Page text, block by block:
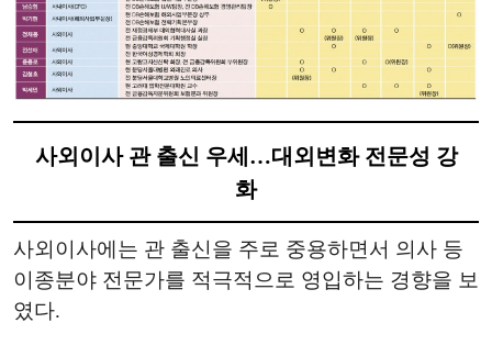
사외이사 관 출신 우세…대외변화 전문성 강
화
사외이사에는 관 출신을 주로 중용하면서 의사 등
이종분야 전문가를 적극적으로 영입하는 경향을 보
였다.